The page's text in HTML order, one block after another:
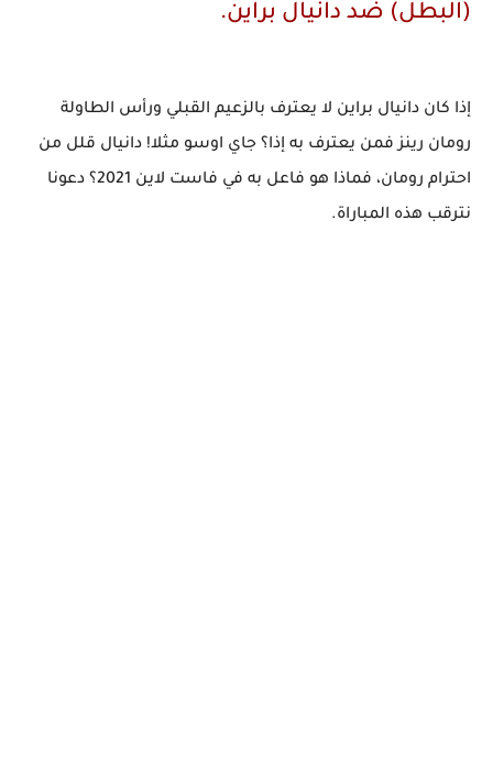
(البطل) ضد دانيال براين.
إذا كان دانيال براين لا يعترف بالزعيم القبلي ورأس الطاولة
رومان رينز فمن يعترف به إذا؟ جاي اوسو مثلا! دانيال قلل من
احترام رومان، فماذا هو فاعل به في فاست لاين 2021؟ دعونا
نترقب هذه المباراة.